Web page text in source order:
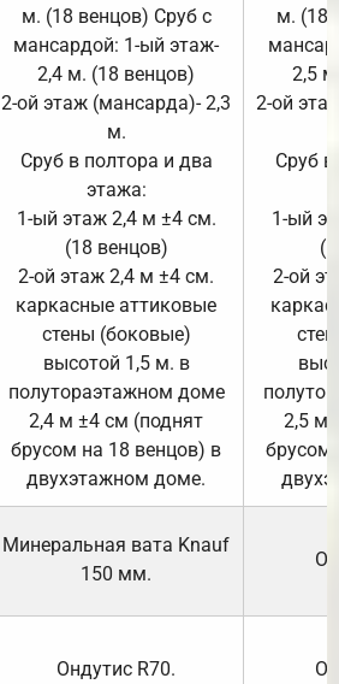
м. (18 венцов) Сруб с
мансардой: 1-ый этаж-
2,4 м. (18 венцов)
2-ой этаж (мансарда)- 2,3
м.
Сруб в полтора и два
этажа:
1-ый этаж 2,4 м ±4 см.
(18 венцов)
2-ой этаж 2,4 м ±4 см.
каркасные аттиковые
стены (боковые)
высотой 1,5 м. в
полутораэтажном доме
2,4 м ±4 см (поднят
брусом на 18 венцов) в
двухэтажном доме.
м. (18
2,5
2-ой
Сруб
1-ый
2-ой
2,5 м
брусом
Минеральная вата Knauf
150 мм.
Ондутис R70.